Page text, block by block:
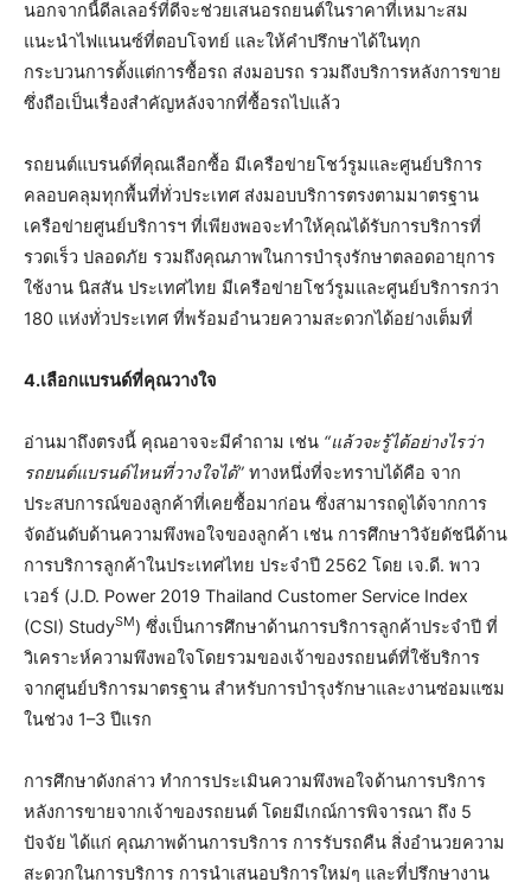
นอกจากนี้ดีลเลอร์ที่ดีจะช่วยเสนอรถยนต์ในราคาที่เหมาะสม
แนะนำไฟแนนซ์ที่ตอบโจทย์ และให้คำปรึกษาได้ในทุก
กระบวนการตั้งแต่การซื้อรถ ส่งมอบรถ รวมถึงบริการหลังการขาย
ซึ่งถือเป็นเรื่องสำคัญหลังจากที่ซื้อรถไปแล้ว
รถยนต์แบรนด์ที่คุณเลือกซื้อ มีเครือข่ายโชว์รูมและศูนย์บริการ
คลอบคลุมทุกพื้นที่ทั่วประเทศ ส่งมอบบริการตรงตามมาตรฐาน
เครือข่ายศูนย์บริการฯ ที่เพียงพอจะทำให้คุณได้รับการบริการที่
รวดเร็ว ปลอดภัย รวมถึงคุณภาพในการบำรุงรักษาตลอดอายุการ
ใช้งาน นิสสัน ประเทศไทย มีเครือข่ายโชว์รูมและศูนย์บริการกว่า
180 แห่งทั่วประเทศ ที่พร้อมอำนวยความสะดวกได้อย่างเต็มที่
4.เลือกแบรนด์ที่คุณวางใจ
อ่านมาถึงตรงนี้ คุณอาจจะมีคำถาม เช่น “แล้วจะรู้ได้อย่างไรว่า
รถยนต์แบรนด์ไหนที่วางใจได้” ทางหนึ่งที่จะทราบได้คือ จาก
ประสบการณ์ของลูกค้าที่เคยซื้อมาก่อน ซึ่งสามารถดูได้จากการ
จัดอันดับด้านความพึงพอใจของลูกค้า เช่น การศึกษาวิจัยดัชนีด้าน
การบริการลูกค้าในประเทศไทย ประจำปี 2562 โดย เจ.ดี. พาว
เวอร์ (J.D. Power 2019 Thailand Customer Service Index
(CSI) StudySM) ซึ่งเป็นการศึกษาด้านการบริการลูกค้าประจำปี ที่
วิเคราะห์ความพึงพอใจโดยรวมของเจ้าของรถยนต์ที่ใช้บริการ
จากศูนย์บริการมาตรฐาน สำหรับการบำรุงรักษาและงานซ่อมแซม
ในช่วง 1–3 ปีแรก
การศึกษาดังกล่าว ทำการประเมินความพึงพอใจด้านการบริการ
หลังการขายจากเจ้าของรถยนต์ โดยมีเกณ์การพิจารณา ถึง 5
ปัจจัย ได้แก่ คุณภาพด้านการบริการ การรับรถคืน สิ่งอำนวยความ
สะดวกในการบริการ การนำเสนอบริการใหม่ๆ และที่ปรึกษางาน